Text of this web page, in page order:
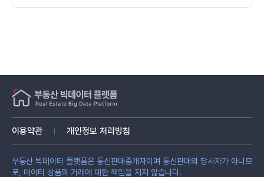
이용약관 개인정보 처리방침
부동산 빅데이터 플랫폼은 통신판매중개자이며 통신판매의 당사자가 아니므
로, 데이터 상품의 거래에 대한 책임을 지지 않습니다.